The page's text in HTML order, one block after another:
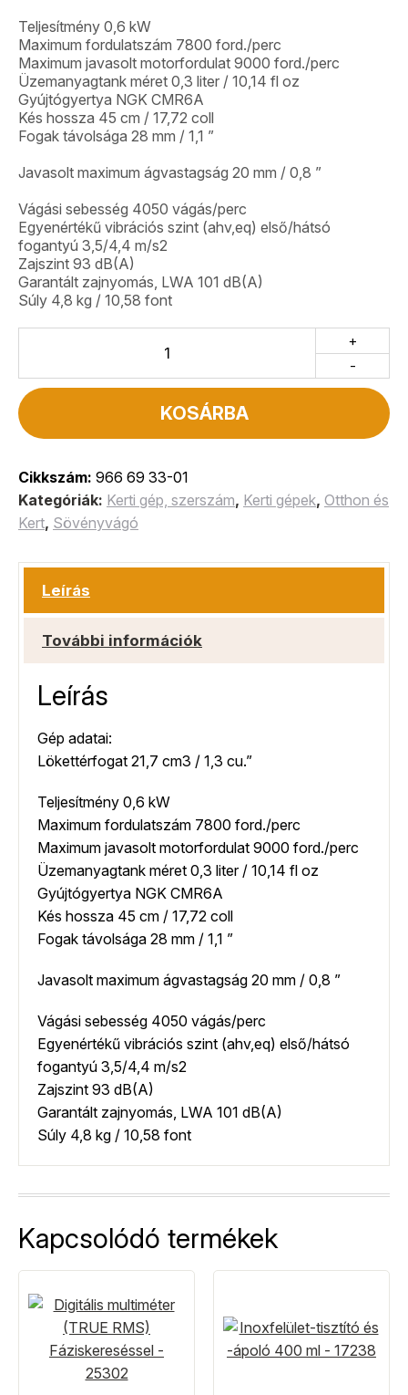
Teljesítmény 0,6 kW
Maximum fordulatszám 7800 ford./perc
Maximum javasolt motorfordulat 9000 ford./perc
Üzemanyagtank méret 0,3 liter / 10,14 fl oz
Gyújtógyertya NGK CMR6A
Kés hossza 45 cm / 17,72 coll
Fogak távolsága 28 mm / 1,1 ”
Javasolt maximum ágvastagság 20 mm / 0,8 ”
Vágási sebesség 4050 vágás/perc
Egyenértékű vibrációs szint (ahv,eq) első/hátsó
fogantyú 3,5/4,4 m/s2
Zajszint 93 dB(A)
Garantált zajnyomás, LWA 101 dB(A)
Súly 4,8 kg / 10,58 font
-
+
KOSÁRBA
Cikkszám: 966 69 33-01
Kategóriák: Kerti gép, szerszám, Kerti gépek, Otthon és
Kert, Sövényvágó
Leírás
További információk
Leírás
Gép adatai:
Lökettérfogat 21,7 cm3 / 1,3 cu.”
Teljesítmény 0,6 kW
Maximum fordulatszám 7800 ford./perc
Maximum javasolt motorfordulat 9000 ford./perc
Üzemanyagtank méret 0,3 liter / 10,14 fl oz
Gyújtógyertya NGK CMR6A
Kés hossza 45 cm / 17,72 coll
Fogak távolsága 28 mm / 1,1 ”
Javasolt maximum ágvastagság 20 mm / 0,8 ”
Vágási sebesség 4050 vágás/perc
Egyenértékű vibrációs szint (ahv,eq) első/hátsó
fogantyú 3,5/4,4 m/s2
Zajszint 93 dB(A)
Garantált zajnyomás, LWA 101 dB(A)
Súly 4,8 kg / 10,58 font
Kapcsolódó termékek